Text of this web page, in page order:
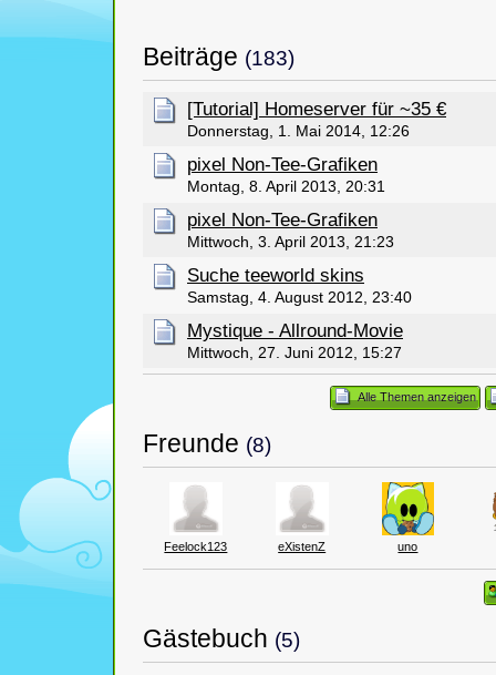
Beiträge (183)
[Tutorial] Homeserver für ~35 €
Donnerstag, 1. Mai 2014, 12:26
pixel Non-Tee-Grafiken
Montag, 8. April 2013, 20:31
pixel Non-Tee-Grafiken
Mittwoch, 3. April 2013, 21:23
Suche teeworld skins
Samstag, 4. August 2012, 23:40
Mystique - Allround-Movie
Mittwoch, 27. Juni 2012, 15:27
Alle Themen anzeigen
Freunde (8)
Feelock123 eXistenZ uno
Gästebuch (5)